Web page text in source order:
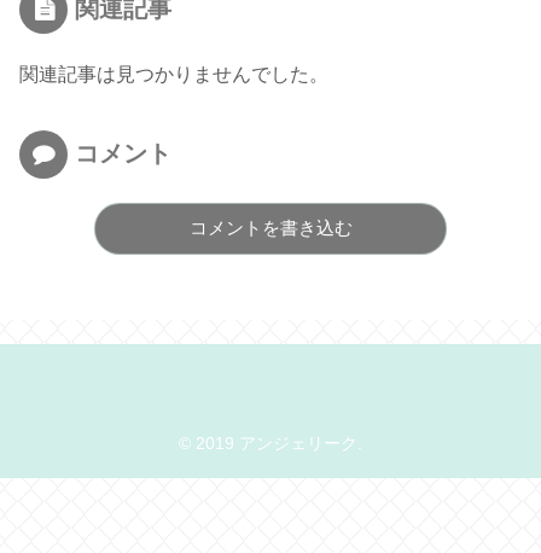
関連記事
関連記事は見つかりませんでした。
コメント
コメントを書き込む
© 2019 アンジェリーク.